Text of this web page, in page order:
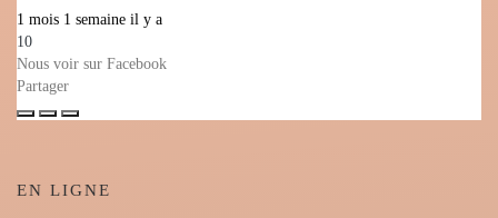
1 mois 1 semaine il y a
10
Nous voir sur Facebook
Partager
EN LIGNE